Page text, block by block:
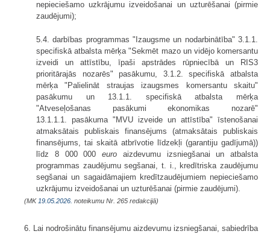
nepieciešamo uzkrājumu izveidošanai un uzturēšanai (pirmie
zaudējumi);
5.4. darbības programmas "Izaugsme un nodarbinātība" 3.1.1.
specifiskā atbalsta mērķa "Sekmēt mazo un vidējo komersantu
izveidi un attīstību, īpaši apstrādes rūpniecībā un RIS3
prioritārajās nozarēs" pasākumu, 3.1.2. specifiskā atbalsta
mērķa "Palielināt straujas izaugsmes komersantu skaitu"
pasākumu un 13.1.1. specifiskā atbalsta mērķa
"Atveseļošanas pasākumi ekonomikas nozarē"
13.1.1.1. pasākuma "MVU izveide un attīstība" īstenošanai
atmaksātais publiskais finansējums (atmaksātais publiskais
finansējums, tai skaitā atbrīvotie līdzekļi (garantiju gadījumā))
līdz 8 000 000 euro aizdevumu izsniegšanai un atbalsta
programmas zaudējumu segšanai, t. i., kredītriska zaudējumu
segšanai un sagaidāmajiem kredītzaudējumiem nepieciešamo
uzkrājumu izveidošanai un uzturēšanai (pirmie zaudējumi).
(MK 19.05.2026. noteikumu Nr. 265 redakcijā)
6. Lai nodrošinātu finansējumu aizdevumu izsniegšanai, sabiedrība